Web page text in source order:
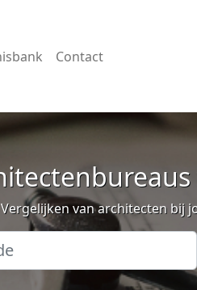
Contact
Vergelijken van architecten bij